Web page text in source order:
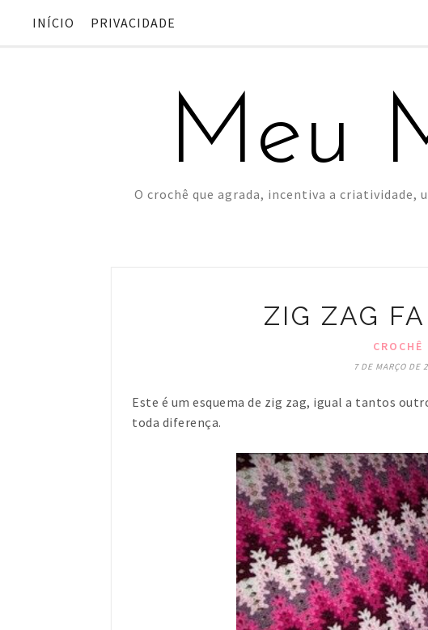
INÍCIO PRIVACIDADE
Meu
O crochê que agrada, incentiva a criatividade,
ZIG ZAG
CROCHÊ
7 DE MARÇO DE
Este é um esquema de zig zag, igual a tantos
toda diferença.